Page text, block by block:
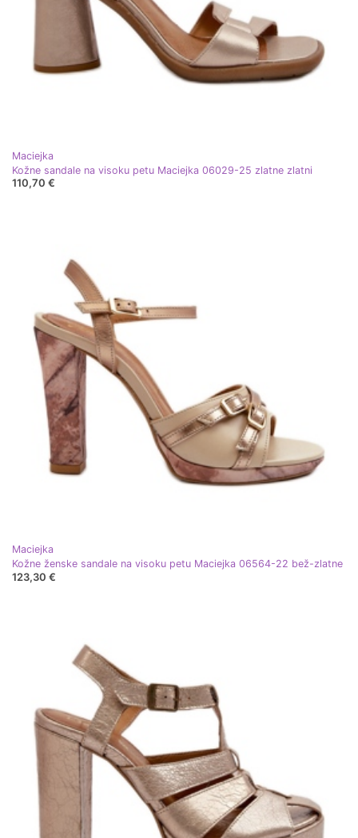
Maciejka
Kožne sandale na visoku petu Maciejka 06029-25 zlatne zlatni
110,70 €
Maciejka
Kožne ženske sandale na visoku petu Maciejka 06564-22 bež-zlatne
123,30 €